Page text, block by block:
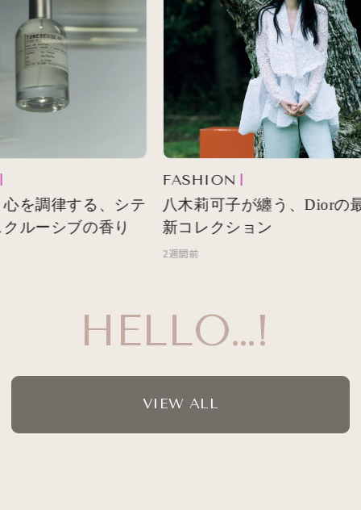
HELLO…!
調律する、シテ
ルーシブの香り
FASHION
八木莉可子が纏う、Diorの最
新コレクション
2週間前
VIEW ALL